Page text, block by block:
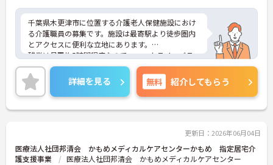
千葉県木更津市に位置する介護老人保健施設におけ
る介護職員の募集です。施設は最寄駅より徒歩圏内
とアクセスに便利な立地にあります。
残業は月平均5時間程度なので、ワークライフバラ
ンスを保ちながらご勤務いただけます。
ご興味のある方には、面接対策ポイントなど、さら
に詳細をお話しいたしますのでお気軽にご相談くだ
さい！
詳細を見る 無料 紹介してもらう
更新日：2026年06月04日
医療法人社団邦清会 かもめメディカルケアセンターかもめ 指定居宅介
護支援事業
医療法人社団邦清会 かもめメディカルケアセンター